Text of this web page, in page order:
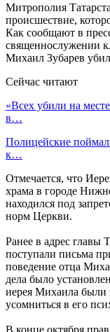
Митрополия
происшествие,
Как сообщают в
священнослужении
Михаил Зубарев
Сейчас читают
«Всех убили на
в…
Полицейские
к…
Отмечается, что
храма в городе
находился под
норм Церкви.
Ранее в адрес главы
поступали письма
поведение отца
дела было
иерея Михаила были
усомниться в его
В конце октября